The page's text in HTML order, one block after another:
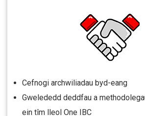
Cefnogi archwiliadau byd-eang
Gwelededd deddfau a
ein tîm lleol One IBC